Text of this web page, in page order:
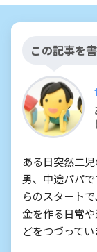
この記事を
ある日突然二
男、中途パパ
らのスタート
金を作る日常
どをつづってい